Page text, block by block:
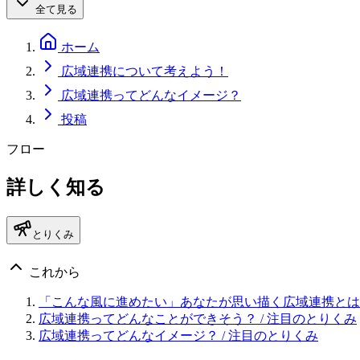
全て見る
ホーム
広域連携について考えよう！
広域連携ってどんなイメージ？
投稿
フロー
詳しく知る
とりくみ
これから
「こんな風に進めたい」あなたが思い描く広域連携とは
広域連携ってどんなことができそう？ / 注目のとりくみ
広域連携ってどんなイメージ？ / 注目のとりくみ